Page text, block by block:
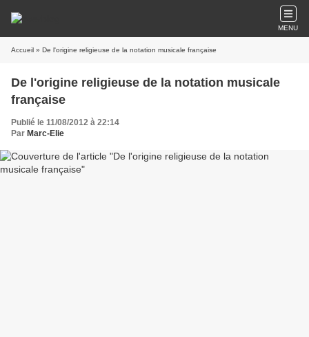
MENU
Accueil » De l'origine religieuse de la notation musicale française
De l'origine religieuse de la notation musicale
française
Publié le 11/08/2012 à 22:14
Par Marc-Elie